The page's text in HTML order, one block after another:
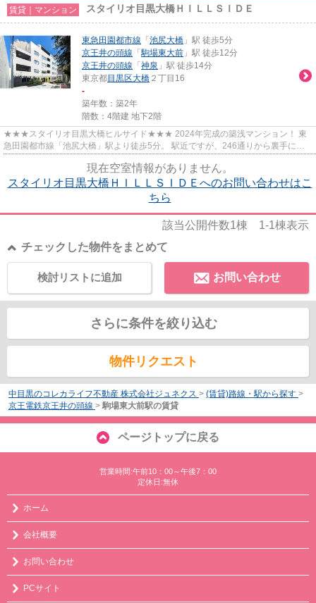
賃貸｜マンション スタイリオ目黒大橋ＨＩＬＬＳＩＤＥ
東急田園都市線 「 池尻大橋 」駅 徒歩5分
京王井の頭線 「駒場東大前 」駅 徒歩12分
京王井の頭線 「 神泉 」駅 徒歩14分
東京都目黒区大橋 ２丁目16
-
築年数：築2年
階数：4階建 地下2階
★★★スタイリオ目黒大橋ヒルサイド★★★ 2024年完成の築浅マンション！ 東
急田園都市線「池尻大橋」駅より徒歩5分。 駅近ですが、246通りから裏手に入
現在空室情報がありません。
スタイリオ目黒大橋ＨＩＬＬＳＩＤＥへのお問い合わせはこ
ちら
該当公開件数1棟 1-1棟表示
チェックした物件をまとめて
お問い合わせ
検討リストに追加
さらに条件を絞り込む
物件リクエスト
中目黒のコレカライフ不動産 株式会社ジュネクス > (賃貸)路線・駅から探す >
京王電鉄京王井の頭線 > 駒場東大前駅の賃貸
ページトップに戻る
営業時間:午前10：00～午後7：00
定休日:無休
ホーム
会社概要
お問い合わせ
PCサイト